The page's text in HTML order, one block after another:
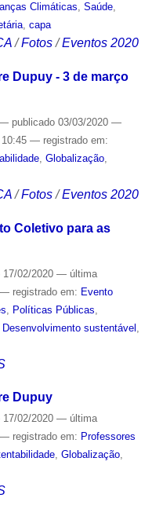
Climáticas, Saúde,
, capa
/Fotos /Eventos 2020
Dupuy - 3 de março
publicado03/03/2020 —
— registrado em:
, Globalização,
/Fotos /Eventos 2020
Coletivo para as
17/02/2020 — última
— registrado em: Evento
Políticas Públicas
Desenvolvimento sustentável
Dupuy
17/02/2020 — última
— registrado em: Professores
, Globalização,